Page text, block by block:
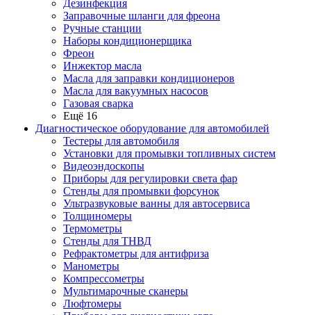
Дезинфекция
Заправочные шланги для фреона
Ручные станции
Наборы кондиционерщика
Фреон
Инжектор масла
Масла для заправки кондиционеров
Масла для вакуумных насосов
Газовая сварка
Ещё 16
Диагностическое оборудование для автомобилей
Тестеры для автомобиля
Установки для промывки топливных систем
Видеоэндоскопы
Приборы для регулировки света фар
Стенды для промывки форсунок
Ультразвуковые ванны для автосервиса
Толщиномеры
Термометры
Стенды для ТНВД
Рефрактометры для антифриза
Манометры
Компрессометры
Мультимарочные сканеры
Люфтомеры